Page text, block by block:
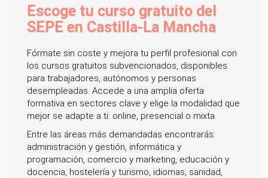
Escoge tu curso gratuito del
SEPE en Castilla-La Mancha
Fórmate sin coste y mejora tu perfil profesional con
los cursos gratuitos subvencionados, disponibles
para trabajadores, autónomos y personas
desempleadas. Accede a una amplia oferta
formativa en sectores clave y elige la modalidad que
mejor se adapte a ti: online, presencial o mixta.
Entre las áreas más demandadas encontrarás:
administración y gestión, informática y
programación, comercio y marketing, educación y
docencia, hostelería y turismo, idiomas, sanidad,